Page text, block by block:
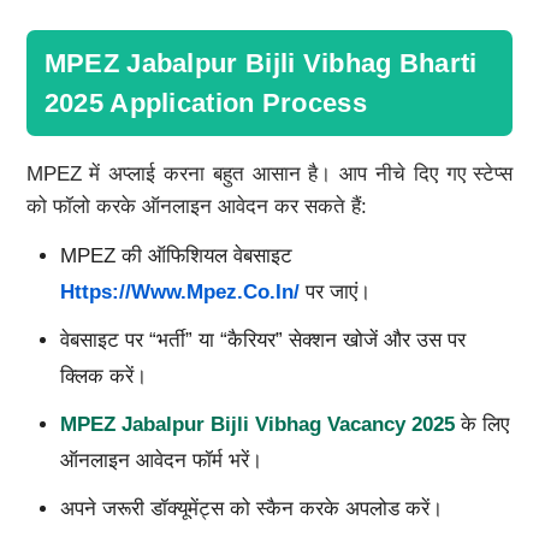
MPEZ Jabalpur Bijli Vibhag Bharti
2025 Application Process
MPEZ में अप्लाई करना बहुत आसान है। आप नीचे दिए गए स्टेप्स
को फॉलो करके ऑनलाइन आवेदन कर सकते हैं:
MPEZ की ऑफिशियल वेबसाइट
Https://www.mpez.co.in/पर जाएं।
वेबसाइट पर “भर्ती” या “कैरियर” सेक्शन खोजें और उस पर
क्लिक करें।
MPEZ Jabalpur Bijli Vibhag Vacancy 2025के लिए
ऑनलाइन आवेदन फॉर्म भरें।
अपने जरूरी डॉक्यूमेंट्स को स्कैन करके अपलोड करें।